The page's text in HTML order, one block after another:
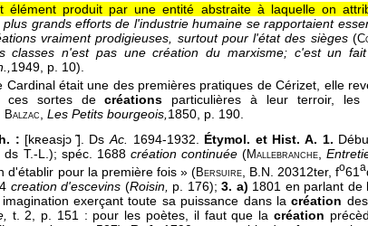
élément produit par une entité abstraite à laquelle on
grands efforts de l'industrie humaine se rapportaient
vraiment prodigieuses, surtout pour l'état des sièges(
classes n'est pas une création du marxisme; c'est un
1949, p. 10).
Cardinal était une des premières pratiques de Cérizet, elle
ces sortes decréations particulières à leur terroir, les
Balzac, Les Petits bourgeois,1850, p. 190.
: [kʀeasjɔ ̃]. DsAc. 1694-1932. Étymol. et Hist. A. 1.
ds T.-L.); spéc. 1688 création continuée (Mallebranche ,
d'établir pour la première fois » (Bersuire , B.N. 20312ter, fo61a
creation d'escevins (Roisin, p. 176);3. a) 1801 en parlant de
exerçant toute sa puissance dans lacréation
t. 2, p. 151 : pour les poètes, il faut que la création